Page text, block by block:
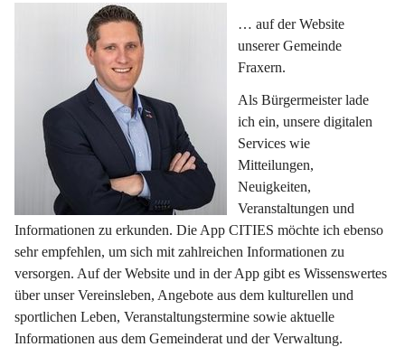
… auf der Website
unserer Gemeinde
Fraxern.
Als Bürgermeister lade
ich ein, unsere digitalen
Services wie
Mitteilungen,
Neuigkeiten,
Veranstaltungen und
Informationen zu erkunden. Die App CITIES möchte ich ebenso
sehr empfehlen, um sich mit zahlreichen Informationen zu
versorgen. Auf der Website und in der App gibt es Wissenswertes
über unser Vereinsleben, Angebote aus dem kulturellen und
sportlichen Leben, Veranstaltungstermine sowie aktuelle
Informationen aus dem Gemeinderat und der Verwaltung.